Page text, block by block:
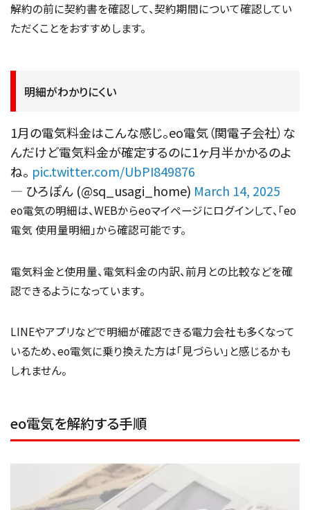
解約の前に契約書を確認して、契約期間について確認してい
ただくことをおすすめします。
明細がわかりにくい
1月の電気料金はこんな感じ。eo電気（関電子会社）な
んだけど電気料金が確定するのに1ヶ月半かかるのよ
ね。 pic.twitter.com/UbPI849876
— ひろぽん (@sq_usagi_home) March 14, 2025
eo電気の明細は、WEBからeoマイページにログインして、「eo
電気 使用量明細」から確認可能です。
電気料金と使用量、電気料金の内訳、前月との比較などを確
認できるようになっています。
LINEやアプリなどで明細が確認できる電力会社も多くなって
いるため、eo電気に乗り換えた方は「見づらい」と感じるかも
しれません。
eo電気を解約する手順